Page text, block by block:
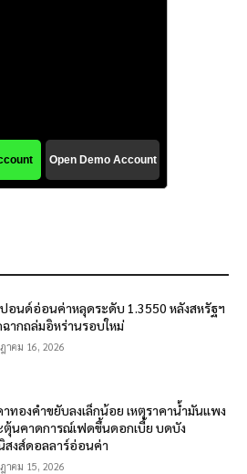
ปอนด์อ่อนค่าหลุดระดับ 1.3550 หลังสหรัฐฯ
ฉากถล่มอิหร่านรอบใหม่
าคม 16, 2026
าทองคำขยับลงเล็กน้อย เหตุราคาน้ำมันแพง
ตุ้นคาดการณ์เฟดขึ้นดอกเบี้ย บดบัง
สงส์ดอลลาร์อ่อนค่า
าคม 15, 2026